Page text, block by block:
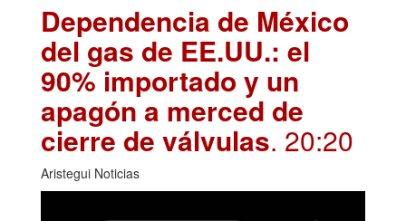
Dependencia de México
del gas de EE.UU.: el
90% importado y un
apagón a merced de
cierre de válvulas. 20:20
Aristegui Noticias